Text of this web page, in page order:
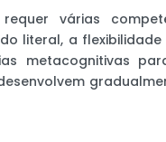
várias
literal, a
metacognitivas